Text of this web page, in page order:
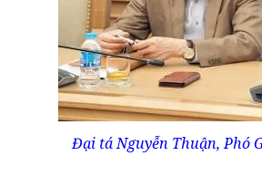
Đại tá Nguyễn Thuận, Phó